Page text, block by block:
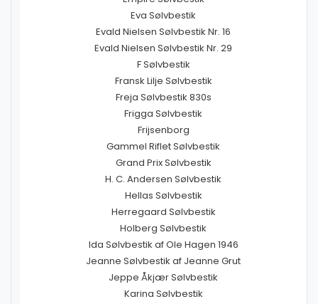
Eva Sølvbestik
Evald Nielsen Sølvbestik Nr. 16
Evald Nielsen Sølvbestik Nr. 29
F Sølvbestik
Fransk Lilje Sølvbestik
Freja Sølvbestik 830s
Frigga Sølvbestik
Frijsenborg
Gammel Riflet Sølvbestik
Grand Prix Sølvbestik
H. C. Andersen Sølvbestik
Hellas Sølvbestik
Herregaard Sølvbestik
Holberg Sølvbestik
Ida Sølvbestik af Ole Hagen 1946
Jeanne Sølvbestik af Jeanne Grut
Jeppe Åkjær Sølvbestik
Karina Sølvbestik